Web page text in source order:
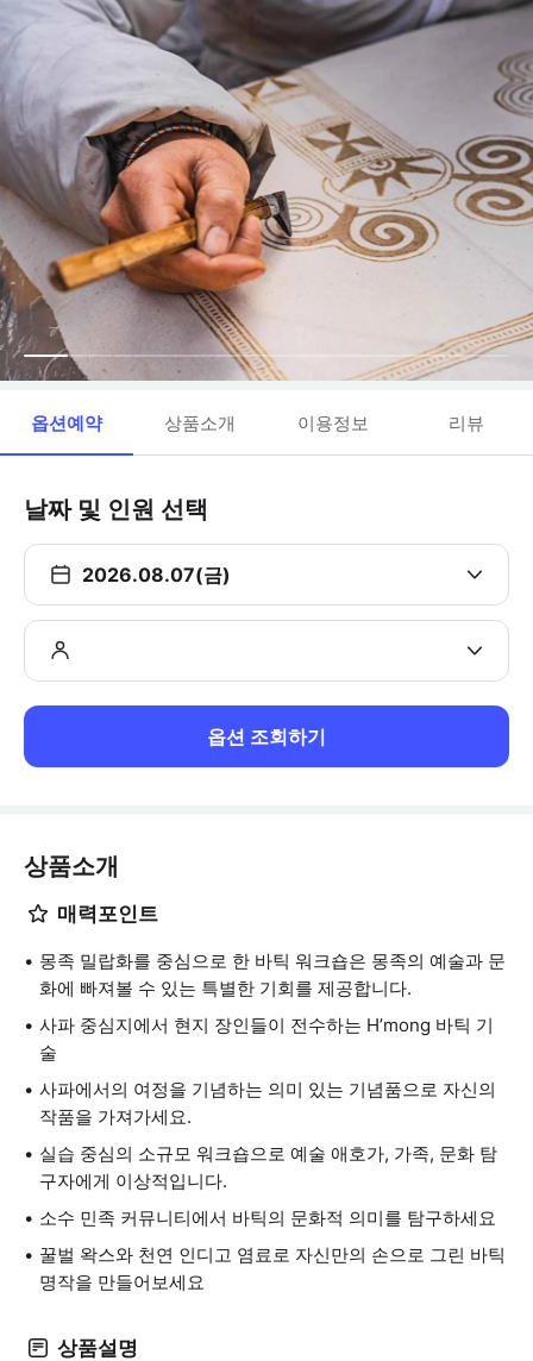
옵션예약 상품소개 이용정보 리뷰
날짜 및 인원 선택
2026.08.07(금)
옵션 조회하기
상품소개
매력포인트
몽족 밀랍화를 중심으로 한 바틱 워크숍은 몽족의 예술과 문
화에 빠져볼 수 있는 특별한 기회를 제공합니다.
사파 중심지에서 현지 장인들이 전수하는 H’mong 바틱 기
술
사파에서의 여정을 기념하는 의미 있는 기념품으로 자신의
작품을 가져가세요.
실습 중심의 소규모 워크숍으로 예술 애호가, 가족, 문화 탐
구자에게 이상적입니다.
소수 민족 커뮤니티에서 바틱의 문화적 의미를 탐구하세요
꿀벌 왁스와 천연 인디고 염료로 자신만의 손으로 그린 바틱
명작을 만들어보세요
상품설명